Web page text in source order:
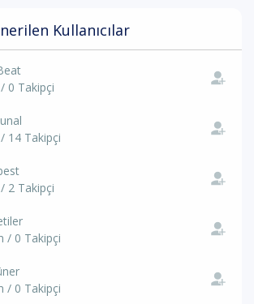
Kullanıcılar
0 Takipçi
14 Takipçi
2 Takipçi
/ 0 Takipçi
/ 0 Takipçi